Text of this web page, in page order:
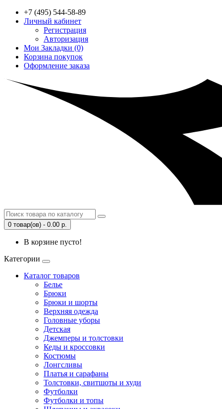
+7 (495) 544-58-89
Личный кабинет
Регистрация
Авторизация
Мои Закладки (0)
Корзина покупок
Оформление заказа
0 товар(ов) - 0.00 р.
В корзине пусто!
Категории
Каталог товаров
Белье
Брюки
Брюки и шорты
Верхняя одежда
Головные уборы
Детская
Джемперы и толстовки
Кеды и кроссовки
Костюмы
Лонгсливы
Платья и сарафаны
Толстовки, свитшоты и худи
Футболки
Футболки и топы